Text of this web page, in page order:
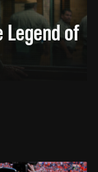
Legend of